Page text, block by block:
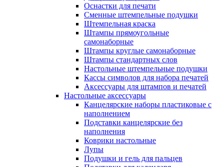
Оснастки для печати
Сменные штемпельные подушки
Штемпельная краска
Штампы прямоугольные
самонаборные
Штампы круглые самонаборные
Штампы стандартных слов
Настольные штемпельные подушки
Кассы символов для набора печатей
Аксессуары для штампов и печатей
Настольные аксессуары
Канцелярские наборы пластиковые с
наполнением
Подставки канцелярские без
наполнения
Коврики настольные
Лупы
Подушки и гель для пальцев